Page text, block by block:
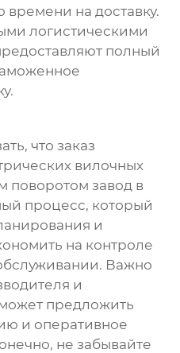
времени на доставку.
логистическими
полный
что заказ
вилочных
поворотом завод в
процесс, который
и
на контроле
Важно
и
предложить
и оперативное
не забывайте